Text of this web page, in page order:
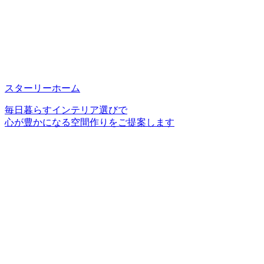
スターリーホーム
毎日暮らすインテリア選びで
心が豊かになる空間作りをご提案します